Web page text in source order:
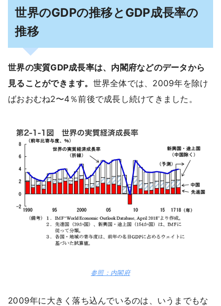
世界のGDPの推移とGDP成長率の
推移
世界の実質GDP成長率は、内閣府などのデータから
見ることができます。 世界全体では、2009年を除け
ばおおむね2〜4％前後で成長し続けてきました。
参照：内閣府
2009年に大きく落ち込んでいるのは、いうまでもな